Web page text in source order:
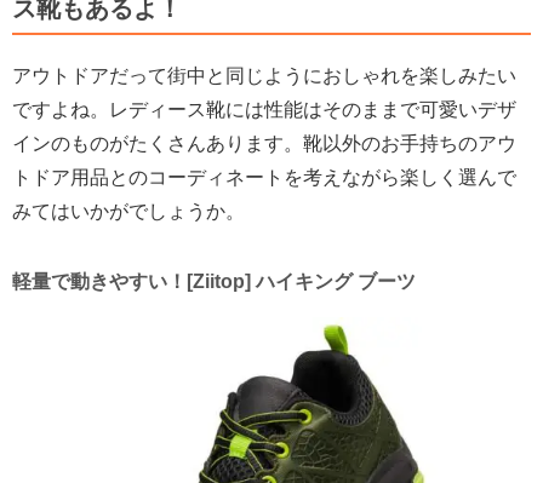
ス靴もあるよ！
アウトドアだって街中と同じようにおしゃれを楽しみたい
ですよね。レディース靴には性能はそのままで可愛いデザ
インのものがたくさんあります。靴以外のお手持ちのアウ
トドア用品とのコーディネートを考えながら楽しく選んで
みてはいかがでしょうか。
軽量で動きやすい！[Ziitop] ハイキング ブーツ